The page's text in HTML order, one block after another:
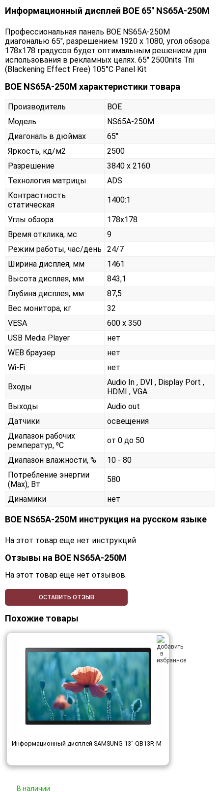
Информационный дисплей BOE 65" NS65A-250M
Профессиональная панель BOE NS65A-250M
диагональю 65", разрешением 1920 x 1080, угол обзора
178х178 градусов будет оптимальным решением для
использования в рекламных целях. 65" 2500nits Tni
(Blackening Effect Free) 105°C Panel Kit
BOE NS65A-250M характеристики товара
Производитель
BOE
Модель
NS65A-250M
Диагональ в дюймах
65"
Яркость, кд/м2
2500
Разрешение
3840 x 2160
Технология матрицы
ADS
Контрастность
статическая
1400:1
Углы обзора
178x178
Время отклика, мс
9
Режим работы, час/день
24/7
Ширина дисплея, мм
1461
Высота дисплея, мм
843,1
Глубина дисплея, мм
87,5
Вес монитора, кг
32
VESA
600 х 350
USB Media Player
нет
WEB браузер
нет
Wi-Fi
нет
Входы
Audio In , DVI , Display Port ,
HDMI , VGA
Выходы
Audio out
Датчики
освещения
Диапазон рабочих
ремператур, ⁰С
от 0 до 50
Диапазон влажности, %
10 - 80
Потребление энергии
(Max), Вт
580
Динамики нет
BOE NS65A-250M инструкция на русском языке
На этот товар еще нет инструкций
Отзывы на BOE NS65A-250M
На этот товар еще нет отзывов.
ОСТАВИТЬ ОТЗЫВ
Похожие товары
Информационный дисплей SAMSUNG 13" QB13R-M
В наличии